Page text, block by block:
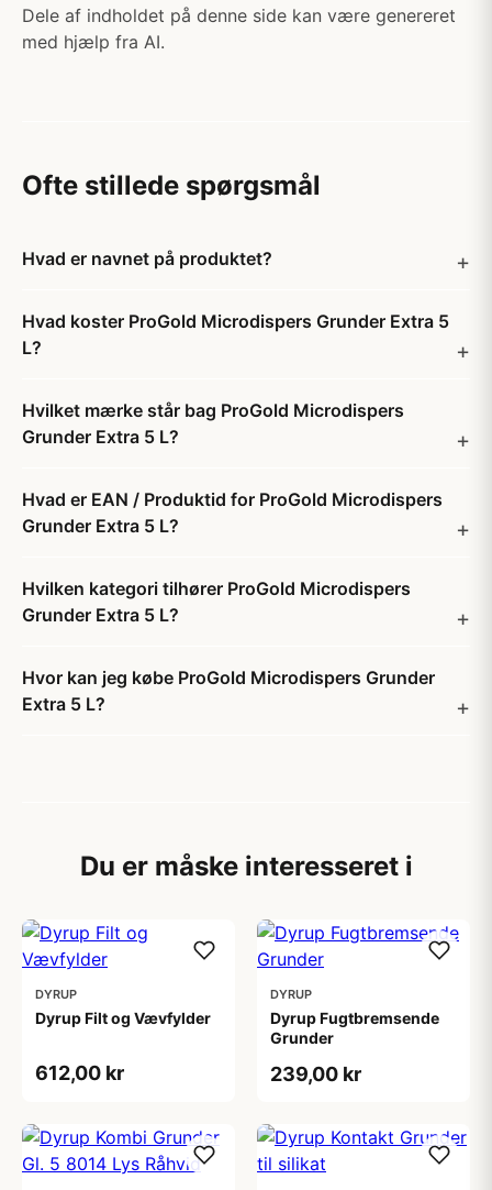
Dele af indholdet på denne side kan være genereret
med hjælp fra AI.
Ofte stillede spørgsmål
Hvad er navnet på produktet?
Hvad koster ProGold Microdispers Grunder Extra 5
L?
Hvilket mærke står bag ProGold Microdispers
Grunder Extra 5 L?
Hvad er EAN / Produktid for ProGold Microdispers
Grunder Extra 5 L?
Hvilken kategori tilhører ProGold Microdispers
Grunder Extra 5 L?
Hvor kan jeg købe ProGold Microdispers Grunder
Extra 5 L?
Du er måske interesseret i
DYRUP
Dyrup Filt og Vævfylder
612,00 kr
DYRUP
Dyrup Fugtbremsende
Grunder
239,00 kr